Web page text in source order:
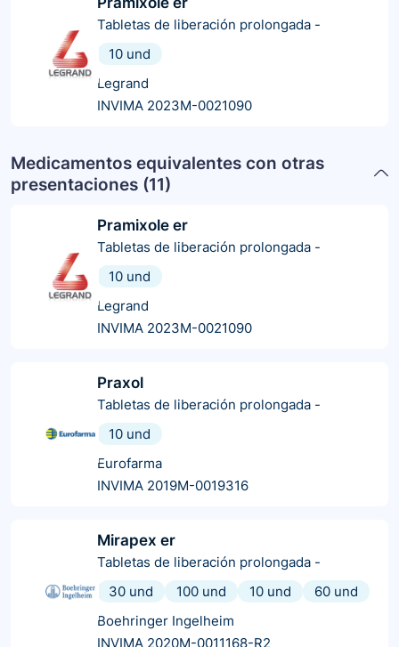
Tabletas de liberación prolongada -
10 und
Legrand
INVIMA 2023M-0021090
Medicamentos equivalentes con otras
presentaciones (11)
Pramixole er
Tabletas de liberación prolongada -
10 und
Legrand
INVIMA 2023M-0021090
Praxol
Tabletas de liberación prolongada -
10 und
Eurofarma
INVIMA 2019M-0019316
Mirapex er
Tabletas de liberación prolongada -
30 und
100 und 10 und
60 und
Boehringer Ingelheim
INVIMA 2020M-0011168-R2